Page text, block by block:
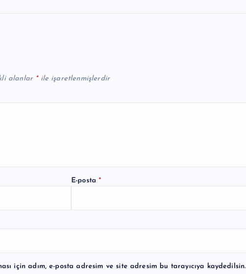
alanlar *ile işaretlenmişlerdir
E-posta*
için adım, e-posta adresim ve site adresim bu tarayıcıya kaydedilsin.